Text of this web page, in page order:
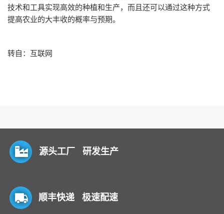
技术和工具实现高效的种植和生产，而且还可以通过这种方式
提高农业的大丰收的概率与预期。
转自：互联网
源头工厂 研发生产
顺丰快递 极速配速